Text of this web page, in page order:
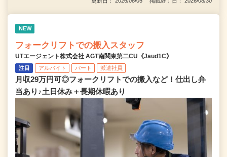
NEW
フォークリフトでの搬入スタッフ
UTエージェント株式会社 AGT南関東第二CU《Jaud1C》
注目 アルバイト パート 派遣社員
月収29万円可◎フォークリフトでの搬入など！仕出し弁
当あり♪土日休み＋長期休暇あり